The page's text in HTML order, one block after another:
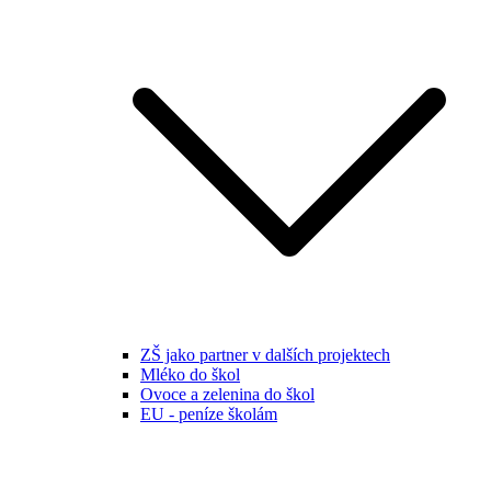
ZŠ jako partner v dalších projektech
Mléko do škol
Ovoce a zelenina do škol
EU - peníze školám